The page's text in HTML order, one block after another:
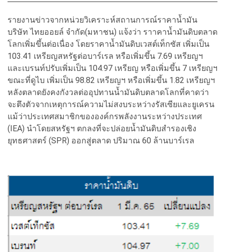
รายงานข่าวจากหน่วยวิเคราะห์สถานการณ์ราคาน้ำมัน
บริษัท ไทยออยล์ จำกัด(มหาชน) แจ้งว่า ราาคาน้ำมันดิบตลาด
โลกเพิ่มขึ้นต่อเนื่อง โดยราคาน้ำมันดิบเวสต์เท็กซัส เพิ่มเป็น
103.41 เหรียญสหรัฐต่อบาร์เรล หรือเพิ่มขึ้น 7.69 เหรียญฯ
และเบรนท์ปรับเพิ่มเป็น 104.97 เหรียญ หรือเพิ่มขึ้น 7 เหรียญฯ
ขณะที่ดูไบ เพิ่มเป็น 98.82 เหรียญฯ หรือเพิ่มขึ้น 1.82 เหรียญฯ
หลังตลาดยังคงกังวลต่ออุปทานน้ำมันดิบตลาดโลกที่คาดว่า
จะตึงตัวจากเหตุการณ์ความไม่สงบระหว่างรัสเซียและยูเครน
แม้ว่าประเทศสมาชิกขององค์กรพลังงานระหว่างประเทศ
(IEA) นำโดยสหรัฐฯ ตกลงที่จะปล่อยน้ำมันดิบสำรองเชิง
ยุทธศาสตร์ (SPR) ออกสู่ตลาด ปริมาณ 60 ล้านบาร์เรล